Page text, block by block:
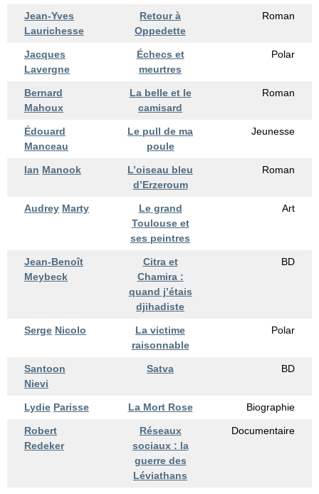
Jean-Yves
Laurichesse
Retour à
Oppedette
Roman
Jacques
Lavergne
Échecs et
meurtres
Polar
Bernard
Mahoux
La belle et le
camisard
Roman
Édouard
Manceau
Le pull de ma
poule
Jeunesse
Ian Manook
L’oiseau bleu
d’Erzeroum
Roman
Audrey Marty
Le grand
Toulouse et
ses peintres
Art
Jean-Benoît
Meybeck
Citra et
Chamira :
quand j’étais
djihadiste
BD
Serge Nicolo
La victime
raisonnable
Polar
Santoon
Nievi
Satva BD
Lydie Parisse La Mort Rose Biographie
Robert
Redeker
Réseaux
sociaux : la
guerre des
Léviathans
Documentaire